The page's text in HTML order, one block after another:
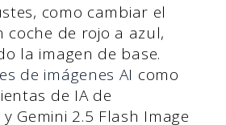
como cambiar el
coche de rojo a azul,
la imagen de base.
de imágenes AI como
de IA de
Gemini 2.5 Flash Image